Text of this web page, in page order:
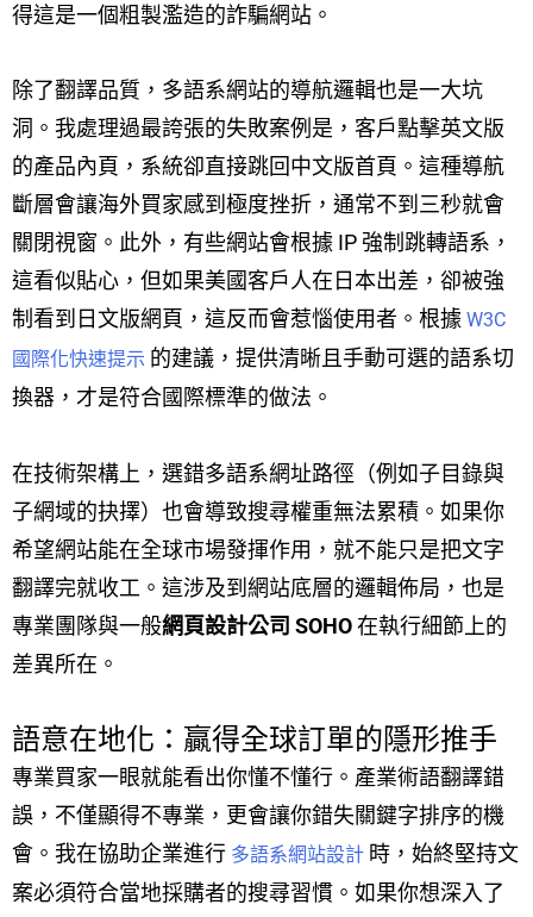
得這是一個粗製濫造的詐騙網站。
除了翻譯品質，多語系網站的導航邏輯也是一大坑
洞。我處理過最誇張的失敗案例是，客戶點擊英文版
的產品內頁，系統卻直接跳回中文版首頁。這種導航
斷層會讓海外買家感到極度挫折，通常不到三秒就會
關閉視窗。此外，有些網站會根據 IP 強制跳轉語系，
這看似貼心，但如果美國客戶人在日本出差，卻被強
制看到日文版網頁，這反而會惹惱使用者。根據 W3C
國際化快速提示 的建議，提供清晰且手動可選的語系切
換器，才是符合國際標準的做法。
在技術架構上，選錯多語系網址路徑（例如子目錄與
子網域的抉擇）也會導致搜尋權重無法累積。如果你
希望網站能在全球市場發揮作用，就不能只是把文字
翻譯完就收工。這涉及到網站底層的邏輯佈局，也是
專業團隊與一般網頁設計公司 SOHO在執行細節上的
差異所在。
語意在地化：贏得全球訂單的隱形推手
專業買家一眼就能看出你懂不懂行。產業術語翻譯錯
誤，不僅顯得不專業，更會讓你錯失關鍵字排序的機
會。我在協助企業進行 多語系網站設計 時，始終堅持文
案必須符合當地採購者的搜尋習慣。如果你想深入了